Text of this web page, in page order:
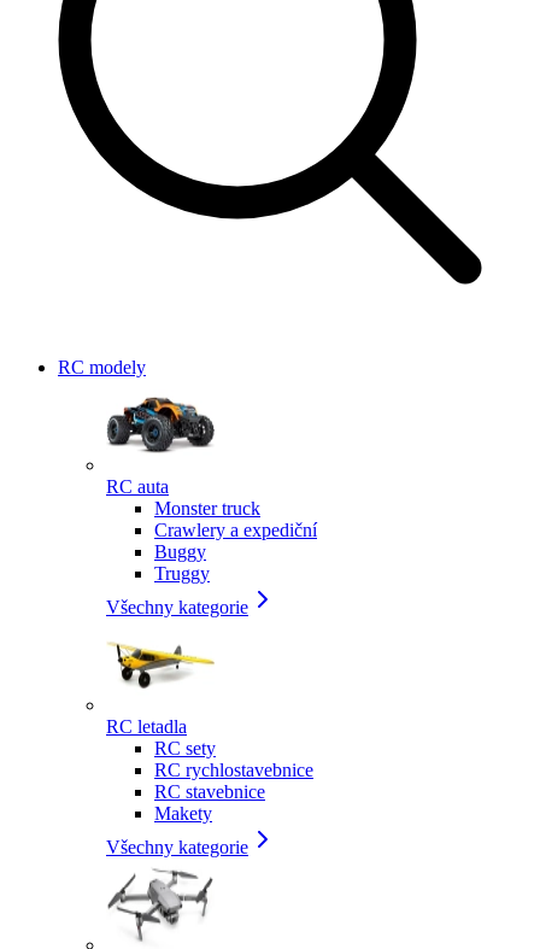
RC modely
RC auta
Monster truck
Crawlery a expediční
Buggy
Truggy
Všechny kategorie
RC letadla
RC sety
RC rychlostavebnice
RC stavebnice
Makety
Všechny kategorie